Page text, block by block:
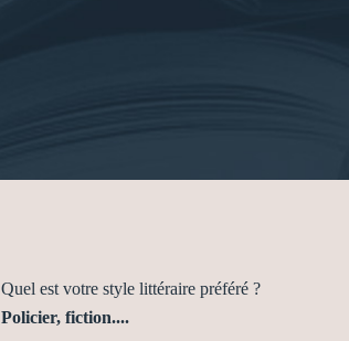
Quel est votre style littéraire préféré ?
Policier, fiction....